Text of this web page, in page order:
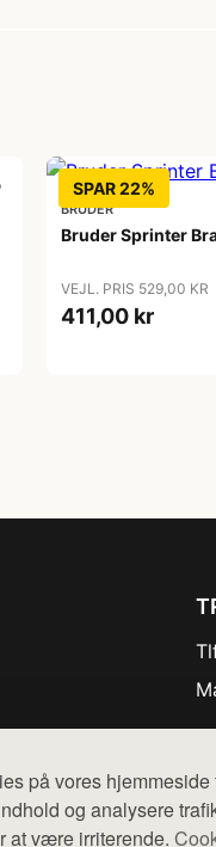
på vores
og analysere
at være irriterende.
SPAR 22%
BRUDER
Bruder Sprinter
VEJL. PRIS 529,00 KR
411,00 kr